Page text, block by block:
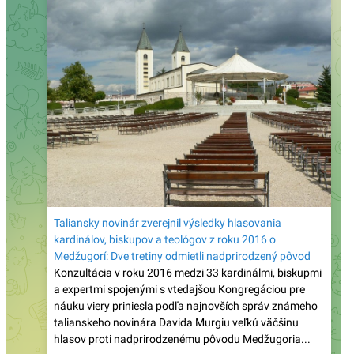
ukazujú, ako sa niektorí migranti na španielskej
Ceute pokúšajú vlámať do súkromných domov“
Prieskum biskupskej konferencie medzi mladými
brazílskymi katolíkmi: Nedôstojná liturgia, príliš
politiky a málo vierouky ich odvracia od života
viery
Španielsko: Diecéza Cádiz a Ceuta zareagovala na
čerstvú inváziu ilegálnych imigrantov tým, že všetky
cirkevné zbierky odovzdala pre nich!
Známy katolícky spisovateľ Martin Mosebach sa
dnes dožíva 75 rokov a zostáva verný Tradícii: „Od
mladosti som bol pripravený bojovať prehraný boj“
Bývalý mafiánsky boss o filme Citizen Vigilante:
„Každý z nás môže byť bdelým občanom – tým, že
pôjde voliť a odmietne woke ideológiu“